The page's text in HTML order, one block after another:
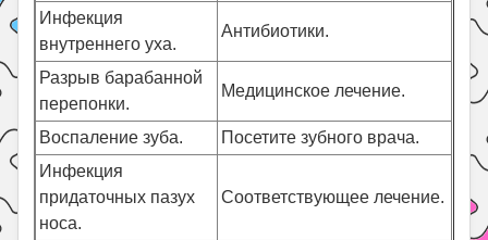
Инфекция
внутреннего уха.
Антибиотики.
Разрыв барабанной
перепонки.
Медицинское лечение.
Воспаление зуба.
Посетите зубного врача.
Инфекция
придаточных пазух
носа.
Соответствующее лечение.